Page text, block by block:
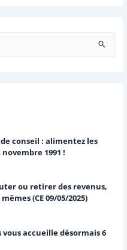
conseil : alimentez les
1991 !
ou retirer des revenus,
(CE 09/05/2025)
accueille désormais 6